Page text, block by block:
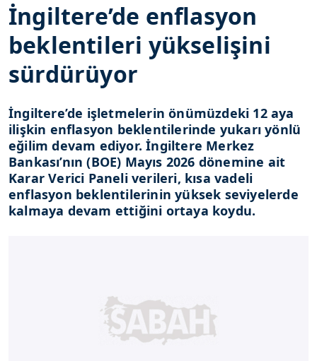
İngiltere’de enflasyon
beklentileri yükselişini
sürdürüyor
İngiltere’de işletmelerin önümüzdeki 12 aya
ilişkin enflasyon beklentilerinde yukarı yönlü
eğilim devam ediyor. İngiltere Merkez
Bankası’nın (BOE) Mayıs 2026 dönemine ait
Karar Verici Paneli verileri, kısa vadeli
enflasyon beklentilerinin yüksek seviyelerde
kalmaya devam ettiğini ortaya koydu.